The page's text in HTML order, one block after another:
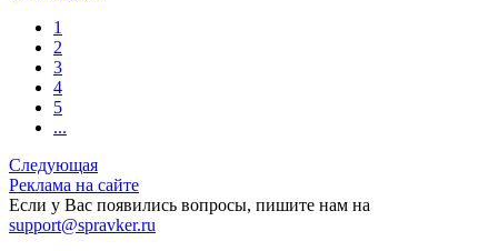
1
2
3
4
5
...
Следующая
Реклама на сайте
Если у Вас появились вопросы, пишите нам на
support@spravker.ru